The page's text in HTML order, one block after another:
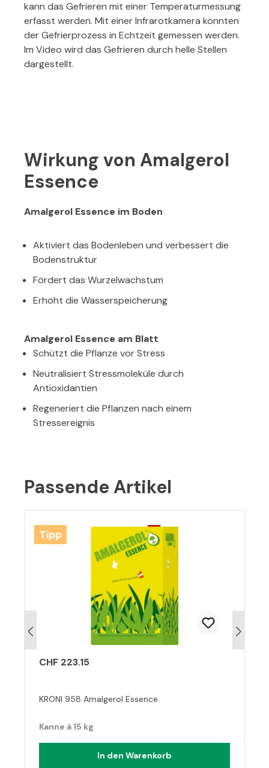
kann das Gefrieren mit einer Temperaturmessung
erfasst werden. Mit einer Infrarotkamera konnten
der Gefrierprozess in Echtzeit gemessen werden.
Im Video wird das Gefrieren durch helle Stellen
dargestellt.
Wirkung von Amalgerol
Essence
Amalgerol Essence im Boden
Aktiviert das Bodenleben und verbessert die
Bodenstruktur
Fördert das Wurzelwachstum
Erhöht die Wasserspeicherung
Amalgerol Essence am Blatt
Schützt die Pflanze vor Stress
Neutralisiert Stressmoleküle durch
Antioxidantien
Regeneriert die Pflanzen nach einem
Stressereignis
Produktgalerie überspringen
Passende Artikel
Tipp
CHF 223.15
KRONI 958 Amalgerol Essence
Kanne à 15 kg
In den Warenkorb